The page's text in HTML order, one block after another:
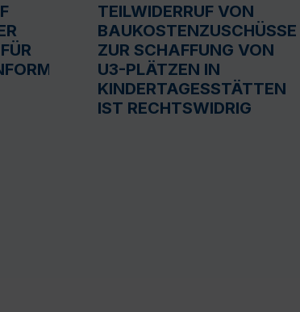
TEILWIDERRUF VON
BAUKOSTENZUSCHÜSSEN
ZUR SCHAFFUNG VON
U3-PLÄTZEN IN
KINDERTAGESSTÄTTEN
IST RECHTSWIDRIG